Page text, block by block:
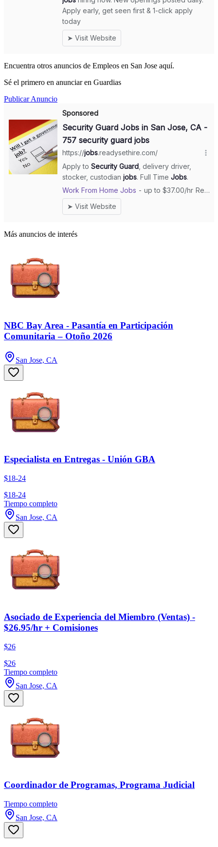
Encuentra otros anuncios de Empleos en San Jose aquí.
Sé el primero en anunciar en Guardias
Publicar Anuncio
Más anuncios de interés
NBC Bay Area - Pasantía en Participación
Comunitaria – Otoño 2026
San Jose, CA
Especialista en Entregas - Unión GBA
$18-24
$18-24
Tiempo completo
San Jose, CA
Asociado de Experiencia del Miembro (Ventas) -
$26.95/hr + Comisiones
$26
$26
Tiempo completo
San Jose, CA
Coordinador de Programas, Programa Judicial
Tiempo completo
San Jose, CA